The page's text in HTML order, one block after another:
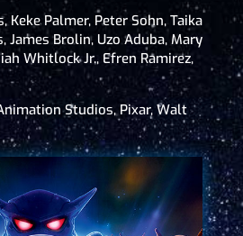
Keke Palmer, Peter Sohn, Taika
James Brolin, Uzo Aduba, Mary
Whitlock Jr., Efren Ramirez,
Studios, Pixar, Walt